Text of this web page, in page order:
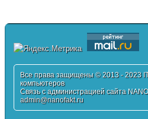
Все права защищены © 2013 - 2023
компьютеров
Связь с администрацией сайта
admin@nanofakt.ru